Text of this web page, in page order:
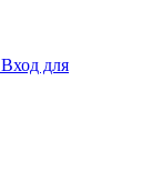
Вход для